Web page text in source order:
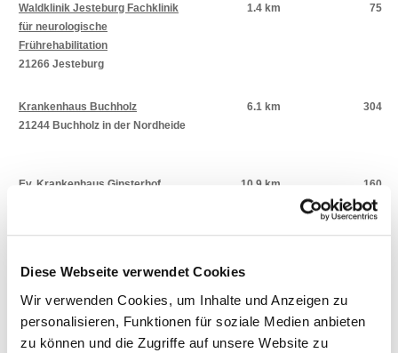
Diese Webseite verwendet Cookies
Wir verwenden Cookies, um Inhalte und Anzeigen zu
personalisieren, Funktionen für soziale Medien anbieten
zu können und die Zugriffe auf unsere Website zu
Waldklinik Jesteburg Fachklinik
für neurologische
Frührehabilitation
21266 Jesteburg
1.4 km 75
Krankenhaus Buchholz
21244 Buchholz in der Nordheide
6.1 km 304
Ev. Krankenhaus Ginsterhof
10.9 km 160
Krankenhaus Winsen ( Luhe )
Elbe Klinikum Buxtehude
25.2 km